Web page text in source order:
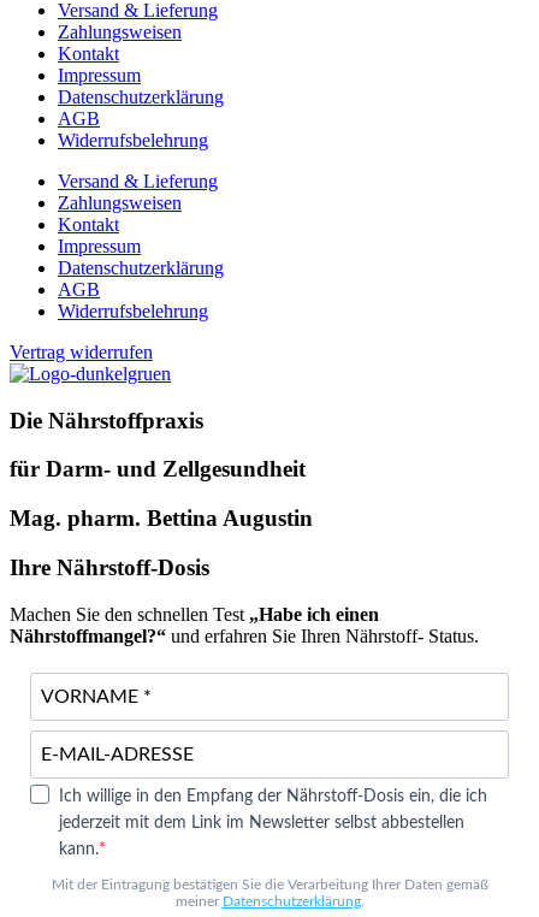
Versand & Lieferung
Zahlungsweisen
Kontakt
Impressum
Datenschutzerklärung
AGB
Widerrufsbelehrung
Versand & Lieferung
Zahlungsweisen
Kontakt
Impressum
Datenschutzerklärung
AGB
Widerrufsbelehrung
Vertrag widerrufen
Die Nährstoffpraxis
für Darm- und Zellgesundheit
Mag. pharm. Bettina Augustin
Ihre Nährstoff-Dosis
Machen Sie den schnellen Test „Habe ich einen
Nährstoffmangel?“ und erfahren Sie Ihren Nährstoff- Status.
Ich willige in den Empfang der Nährstoff-Dosis ein, die ich
jederzeit mit dem Link im Newsletter selbst abbestellen
kann.
Mit der Eintragung bestätigen Sie die Verarbeitung Ihrer Daten gemäß
meiner Datenschutzerklärung.